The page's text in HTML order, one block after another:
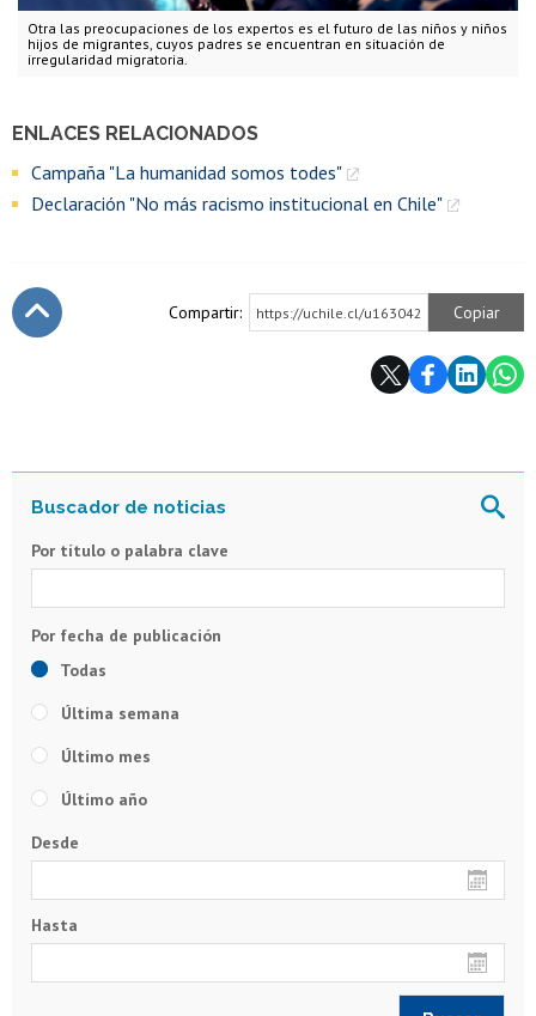
Otra las preocupaciones de los expertos es el futuro de las niños y niños
hijos de migrantes, cuyos padres se encuentran en situación de
irregularidad migratoria.
ENLACES RELACIONADOS
Campaña "La humanidad somos todes"
Declaración "No más racismo institucional en Chile"
Compartir: https://uchile.cl/u163042 Copiar
Por título o palabra clave
Todas
Última semana
Último mes
Último año
Desde
Hasta